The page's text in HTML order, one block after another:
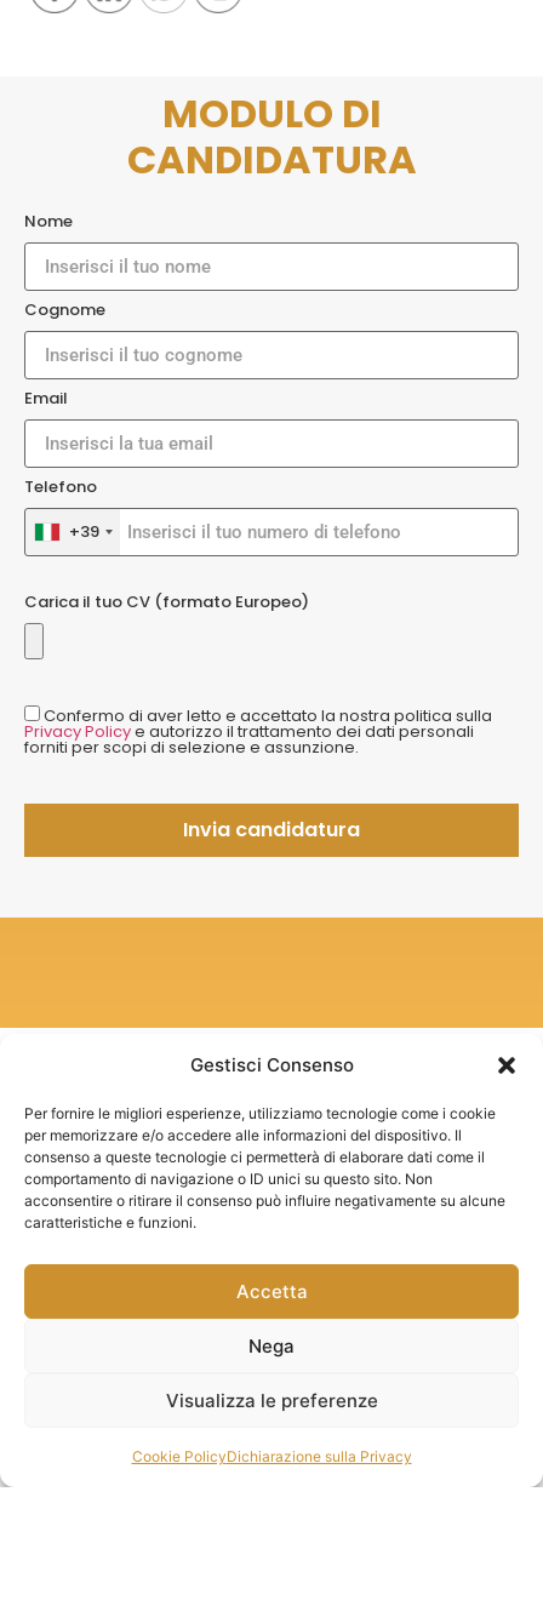
Gestisci Consenso
Per fornire le migliori esperienze, utilizziamo tecnologie come i cookie
per memorizzare e/o accedere alle informazioni del dispositivo. Il
consenso a queste tecnologie ci permetterà di elaborare dati come il
comportamento di navigazione o ID unici su questo sito. Non
acconsentire o ritirare il consenso può influire negativamente su alcune
caratteristiche e funzioni.
Accetta
Nega
Visualizza le preferenze
Cookie PolicyDichiarazione sulla Privacy
MODULO DI
CANDIDATURA
Nome
Cognome
Email
Telefono
+39
Carica il tuo CV (formato Europeo)
Confermo di aver letto e accettato la nostra politica sulla
Privacy Policye autorizzo il trattamento dei dati personali
forniti per scopi di selezione e assunzione.
EPIL POINT ITALIA SRL
Termini e condizioni
Privacy policy